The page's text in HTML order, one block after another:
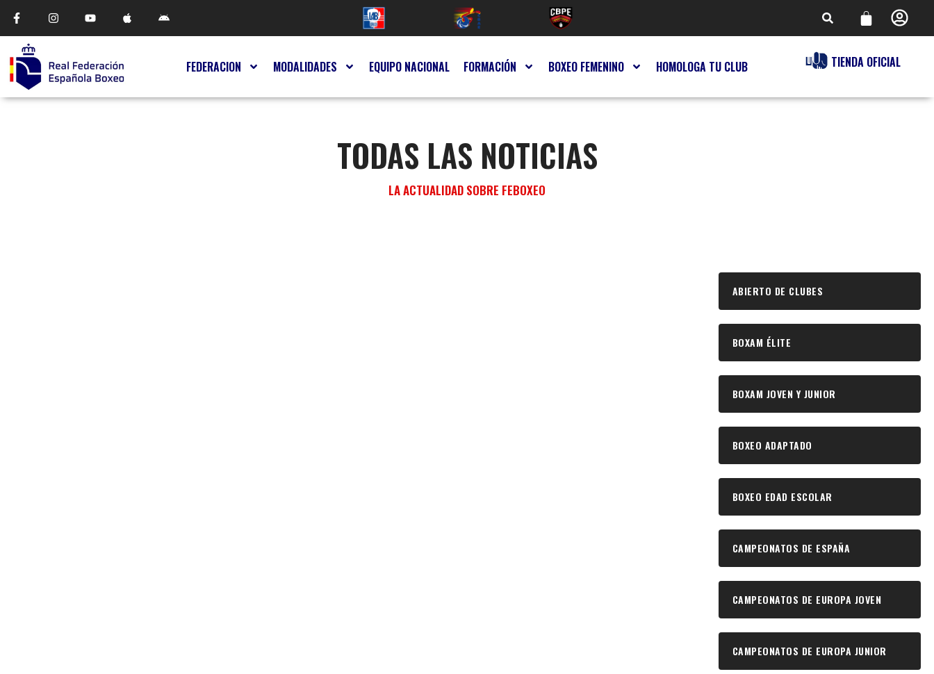
FEDERACION MODALIDADES EQUIPO NACIONAL FORMACIÓN BOXEO FEMENINO HOMOLOGA TU CLUB TIENDA OFICIAL
TODAS LAS NOTICIAS
LA ACTUALIDAD SOBRE FEBOXEO
ABIERTO DE CLUBES
BOXAM ÉLITE
BOXAM JOVEN Y JUNIOR
BOXEO ADAPTADO
BOXEO EDAD ESCOLAR
CAMPEONATOS DE ESPAÑA
CAMPEONATOS DE EUROPA JOVEN
CAMPEONATOS DE EUROPA JUNIOR